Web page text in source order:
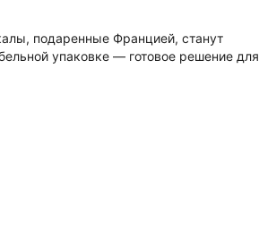
подаренные Францией, станут
упаковке — готовое решение для